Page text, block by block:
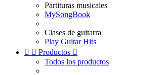
Partituras musicales
MySongBook
Clases de guitarra
Play Guitar Hits
  Productos 
Todos los productos